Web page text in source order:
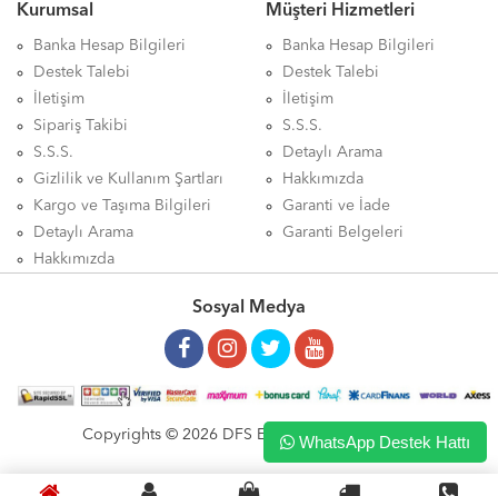
Kurumsal
Banka Hesap Bilgileri
Destek Talebi
İletişim
Sipariş Takibi
S.S.S.
Gizlilik ve Kullanım Şartları
Kargo ve Taşıma Bilgileri
Detaylı Arama
Hakkımızda
Müşteri Hizmetleri
Banka Hesap Bilgileri
Destek Talebi
İletişim
S.S.S.
Detaylı Arama
Hakkımızda
Garanti ve İade
Garanti Belgeleri
Sosyal Medya
Copyrights © 2026 DFS ELEKTRONİK LTD. ŞTİ.
WhatsApp Destek Hattı